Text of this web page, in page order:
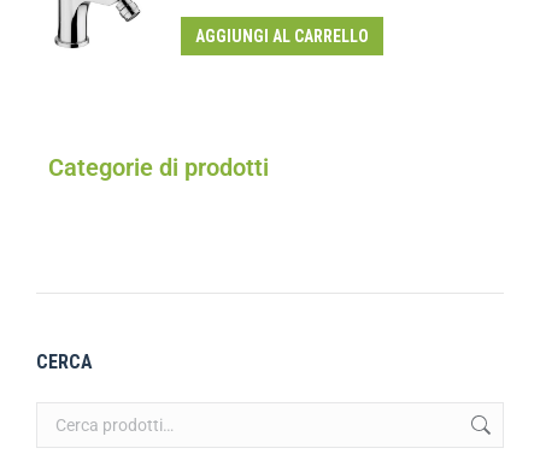
AGGIUNGI AL CARRELLO
Categorie di prodotti
CERCA